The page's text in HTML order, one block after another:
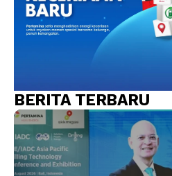
BERITA TERBARU